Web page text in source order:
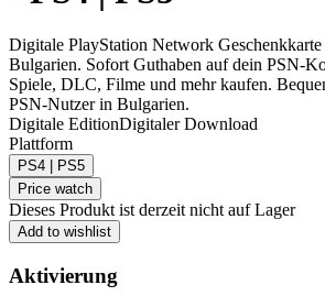
Digitale PlayStation Network
Bulgarien. Sofort Guthaben auf dein PSN-
Spiele, DLC, Filme und mehr kaufen.
PSN-Nutzer in Bulgarien.
Digitale EditionDigitaler Download
Plattform
PS4 | PS5
Price watch
Dieses Produkt ist derzeit nicht auf Lager
Add to wishlist
Aktivierung